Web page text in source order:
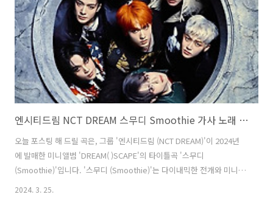
엔시티드림 NCT DREAM 스무디 Smoothie 가사 노래 뮤비 곡정보
오늘 포스팅 해 드릴 곡은, 그룹 '엔시티드림 (NCT DREAM)'이 2024년
에 발매한 미니앨범 'DREAM( )SCAPE'의 타이틀곡 '스무디
(Smoothie)'입니다. '스무디 (Smoothie)'는 다이내믹한 전개와 미니멀
한 후렴구가 중독적이면서 매력적인 힙합 댄스 곡으로, '나도연
2024. 3. 25.